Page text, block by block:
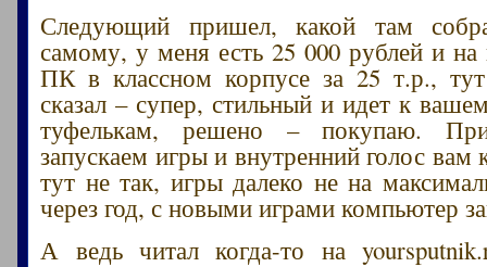
Следующий пришел, какой там
самому, у меня есть 25 000 рублей и на
ПК в классном корпусе за 25 т.р.,
сказал – супер, стильный и идет к
туфелькам, решено – покупаю.
запускаем игры и внутренний голос вам
тут не так, игры далеко не на
через год, с новыми играми компьютер
А ведь читал когда-то на